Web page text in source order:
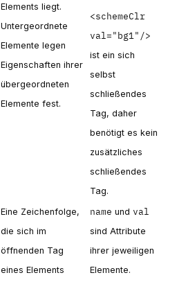
Elements liegt.
Untergeordnete
Elemente legen
Eigenschaften ihrer
übergeordneten
Elemente fest.
<schemeClr
val="bg1"/>
ist ein sich
selbst
schließendes
Tag, daher
benötigt es kein
zusätzliches
schließendes
Tag.
Eine Zeichenfolge,
die sich im
öffnenden Tag
eines Elements
name und val
sind Attribute
ihrer jeweiligen
Elemente.